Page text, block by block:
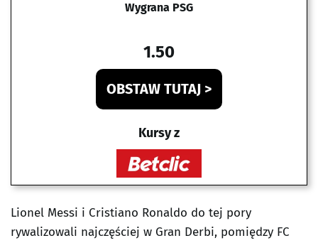
Wygrana PSG
1.50
OBSTAW TUTAJ >
Kursy z
Lionel Messi i Cristiano Ronaldo do tej pory
rywalizowali najczęściej w Gran Derbi, pomiędzy FC